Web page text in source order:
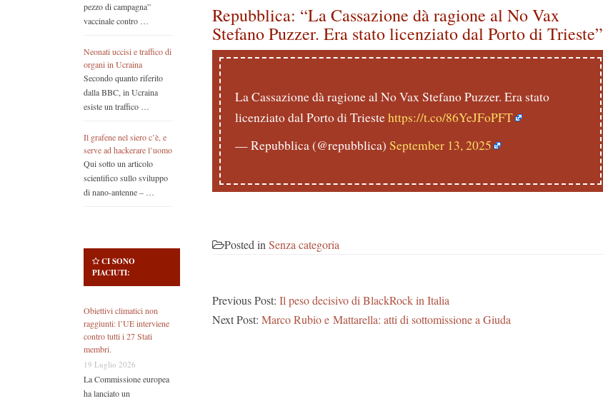
pezzo di campagna”
vaccinale contro …
Neonati uccisi e traffico di
organi in Ucraina
Secondo quanto riferito
dalla BBC, in Ucraina
esiste un traffico …
Il grafene nel siero c’è, e
serve ad hackerare l’uomo
Qui sotto un articolo
scientifico sullo sviluppo
di nano-antenne – …
CI SONO
PIACIUTI:
Obiettivi climatici non
raggiunti: l’UE interviene
contro tutti i 27 Stati
membri.
19 Luglio 2026
La Commissione europea
ha lanciato un
Repubblica: “La Cassazione dà ragione al No Vax
Stefano Puzzer. Era stato licenziato dal Porto di Trieste”
La Cassazione dà ragione al No Vax Stefano Puzzer. Era stato
licenziato dal Porto di Triestehttps://t.co/86YeJFoPFT
— Repubblica (@repubblica) September 13, 2025
Posted in Senza categoria
Previous Post: Il peso decisivo di BlackRock in Italia
Next Post: Marco Rubio e Mattarella: atti di sottomissione a Giuda